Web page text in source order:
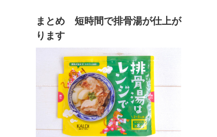
まとめ 短時間で排骨湯が仕上が
ります